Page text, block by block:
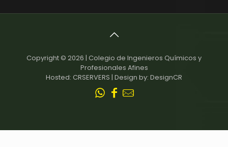
Copyright © 2026 | Colegio de Ingenieros Químicos y
Profesionales Afines
Hosted: CRSERVERS | Design by: DesignCR